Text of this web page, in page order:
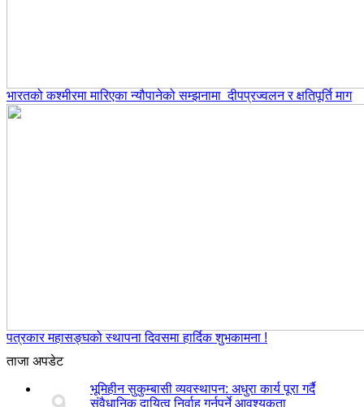
भारतको कश्मीरमा मारिएका न्यौपानेको सम्झनामा दीपप्रज्वलन र क्षतिपूर्ति माग
पत्रकार महासङ्घको स्थापना दिवसमा हार्दिक शुभकामना !
ताजा अपडेट
भूमिहीन सुकुम्बासी व्यवस्थापन: अधुरा कार्य पूरा गर्दै
संवैधानिक दायित्व निर्वाह गर्नुपर्ने आवश्यकता